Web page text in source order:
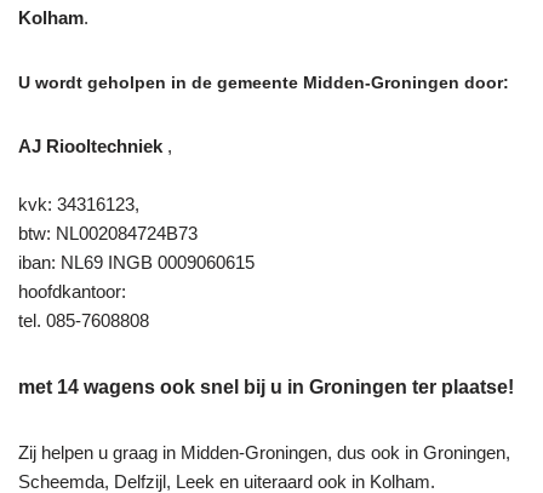
Kolham.
U wordt geholpen in de gemeente Midden-Groningen door:
AJ Riooltechniek ,
kvk: 34316123,
btw: NL002084724B73
iban: NL69 INGB 0009060615
hoofdkantoor:
tel. 085-7608808
met 14 wagens ook snel bij u in Groningen ter plaatse!
Zij helpen u graag in Midden-Groningen, dus ook in Groningen,
Scheemda, Delfzijl, Leek en uiteraard ook in Kolham.